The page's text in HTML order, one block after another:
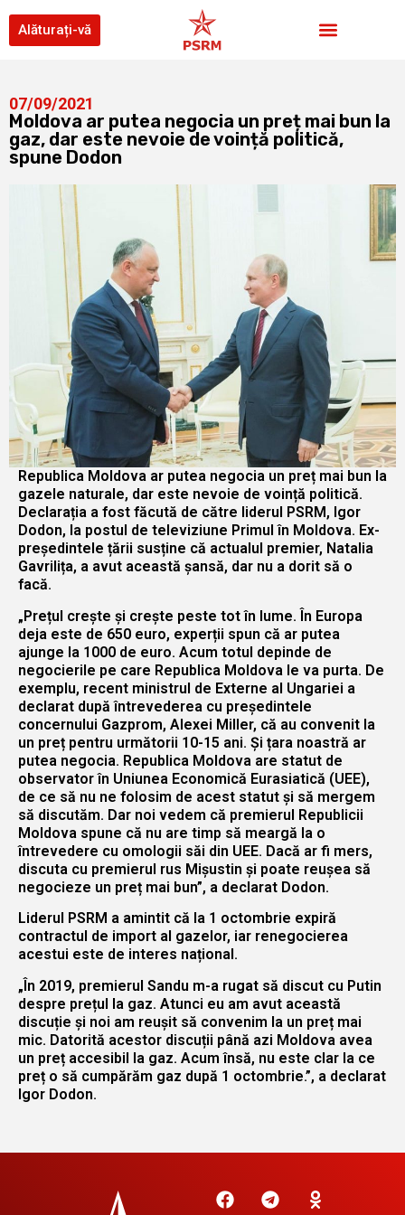
Alăturați-vă
07/09/2021
Moldova ar putea negocia un preț mai bun la
gaz, dar este nevoie de voință politică,
spune Dodon
Republica Moldova ar putea negocia un preț mai bun la
gazele naturale, dar este nevoie de voință politică.
Declarația a fost făcută de către liderul PSRM, Igor
Dodon, la postul de televiziune Primul în Moldova. Ex-
președintele țării susține că actualul premier, Natalia
Gavrilița, a avut această șansă, dar nu a dorit să o
facă.
„Prețul crește și crește peste tot în lume. În Europa
deja este de 650 euro, experții spun că ar putea
ajunge la 1000 de euro. Acum totul depinde de
negocierile pe care Republica Moldova le va purta. De
exemplu, recent ministrul de Externe al Ungariei a
declarat după întrevederea cu președintele
concernului Gazprom, Alexei Miller, că au convenit la
un preț pentru următorii 10-15 ani. Și țara noastră ar
putea negocia. Republica Moldova are statut de
observator în Uniunea Economică Eurasiatică (UEE),
de ce să nu ne folosim de acest statut și să mergem
să discutăm. Dar noi vedem că premierul Republicii
Moldova spune că nu are timp să meargă la o
întrevedere cu omologii săi din UEE. Dacă ar fi mers,
discuta cu premierul rus Mișustin și poate reușea să
negocieze un preț mai bun”, a declarat Dodon.
Liderul PSRM a amintit că la 1 octombrie expiră
contractul de import al gazelor, iar renegocierea
acestui este de interes național.
„În 2019, premierul Sandu m-a rugat să discut cu Putin
despre prețul la gaz. Atunci eu am avut această
discuție și noi am reușit să convenim la un preț mai
mic. Datorită acestor discuții până azi Moldova avea
un preț accesibil la gaz. Acum însă, nu este clar la ce
preț o să cumpărăm gaz după 1 octombrie.”, a declarat
Igor Dodon.